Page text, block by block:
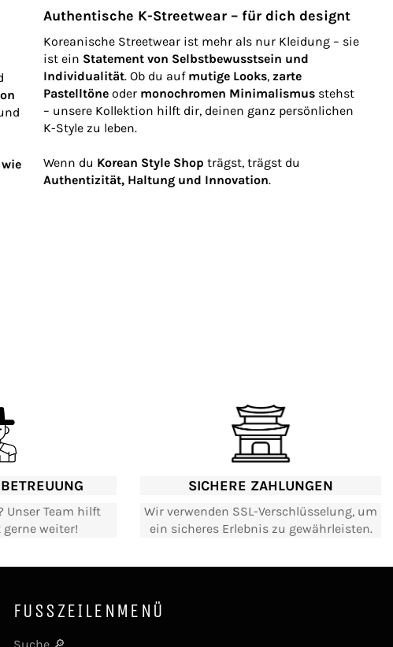
Authentische K-Streetwear – für dich designt
Koreanische Streetwear ist mehr als nur Kleidung – sie
ist ein Statement von Selbstbewusstsein und
Individualität. Ob du auf mutige Looks, zarte
Pastelltöneoder monochromen Minimalismusstehst
– unsere Kollektion hilft dir, deinen ganz persönlichen
K-Style zu leben.
Wenn du Korean Style Shop trägst, trägst du
Authentizität, Haltung und Innovation.
Unser Team hilft
weiter!
SICHERE ZAHLUNGEN
Wir verwenden SSL-Verschlüsselung, um
ein sicheres Erlebnis zu gewährleisten.
FUSSZEILENMENÜ